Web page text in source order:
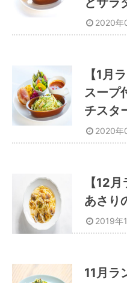
2020年
【1月
スープ
チスタ
2020年
【12
あさり
2019年
11月ラ